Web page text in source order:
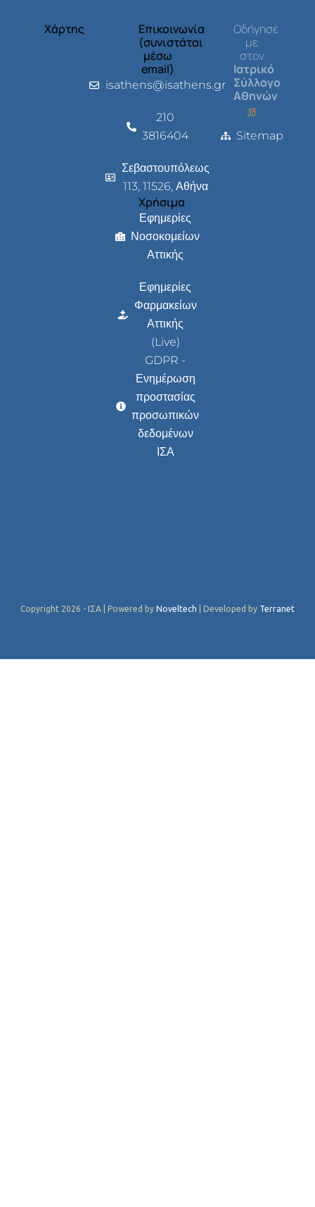
Χάρτης
Επικοινωνία
(συνιστάται
μέσω
email)
isathens@isathens.gr
210
3816404
Σεβαστουπόλεως
113, 11526, Αθήνα
Χρήσιμα
Εφημερίες
Νοσοκομείων
Αττικής
Εφημερίες
Φαρμακείων
Αττικής
(Live)
GDPR -
Ενημέρωση
προστασίας
προσωπικών
δεδομένων
ΙΣΑ
Οδήγησέ
με
στον
Ιατρικό
Σύλλογο
Αθηνών
Sitemap
Copyright 2026 - ΙΣΑ | Powered by Noveltech | Developed by Terranet